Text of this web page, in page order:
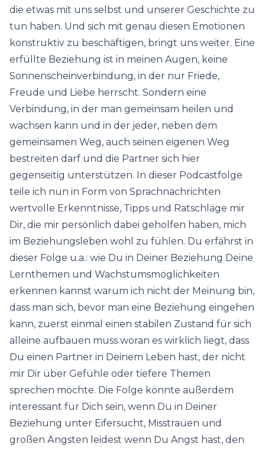
die etwas mit uns selbst und unserer Geschichte zu
tun haben. Und sich mit genau diesen Emotionen
konstruktiv zu beschäftigen, bringt uns weiter. Eine
erfüllte Beziehung ist in meinen Augen, keine
Sonnenscheinverbindung, in der nur Friede,
Freude und Liebe herrscht. Sondern eine
Verbindung, in der man gemeinsam heilen und
wachsen kann und in der jeder, neben dem
gemeinsamen Weg, auch seinen eigenen Weg
bestreiten darf und die Partner sich hier
gegenseitig unterstützen. In dieser Podcastfolge
teile ich nun in Form von Sprachnachrichten
wertvolle Erkenntnisse, Tipps und Ratschläge mir
Dir, die mir persönlich dabei geholfen haben, mich
im Beziehungsleben wohl zu fühlen. Du erfährst in
dieser Folge u.a.: wie Du in Deiner Beziehung Deine
Lernthemen und Wachstumsmöglichkeiten
erkennen kannst warum ich nicht der Meinung bin,
dass man sich, bevor man eine Beziehung eingehen
kann, zuerst einmal einen stabilen Zustand für sich
alleine aufbauen muss woran es wirklich liegt, dass
Du einen Partner in Deinem Leben hast, der nicht
mir Dir über Gefühle oder tiefere Themen
sprechen möchte. Die Folge könnte außerdem
interessant für Dich sein, wenn Du in Deiner
Beziehung unter Eifersucht, Misstrauen und
großen Ängsten leidest wenn Du Angst hast, den